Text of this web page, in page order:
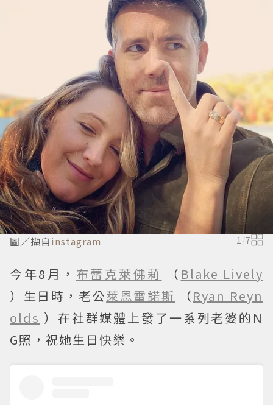
圖／擷自instagram 1/7
今年8月， 布蕾克萊佛莉 （ Blake Lively
）生日時，老公萊恩雷諾斯 （Ryan Reyn
olds ）在社群媒體上發了一系列老婆的N
G照，祝她生日快樂。